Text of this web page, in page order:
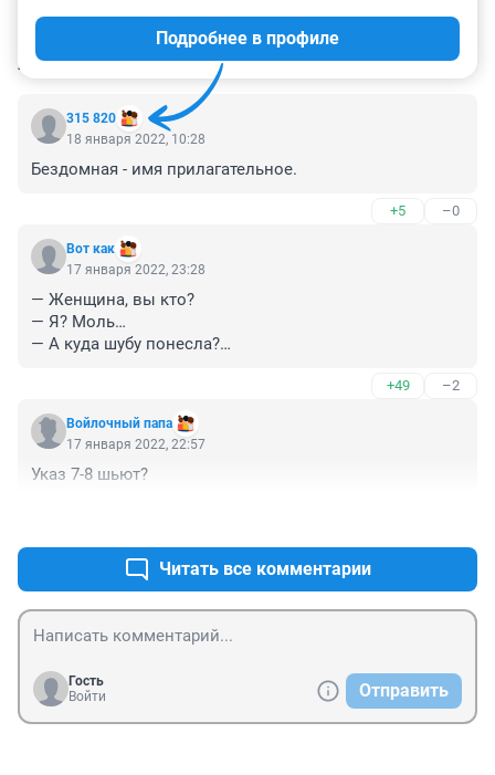
КОММЕНТАРИИ 7
315 820
Подробнее в профиле
18 января 2022, 10:28
Бездомная - имя прилагательное.
+5 –0
Вот как
17 января 2022, 23:28
— Женщина, вы кто?
— Я? Моль…
— А куда шубу понесла?
+49 –2
Войлочный папа
17 января 2022, 22:57
Указ 7-8 шьют?
Читать все комментарии
Гость
Войти
Отправить